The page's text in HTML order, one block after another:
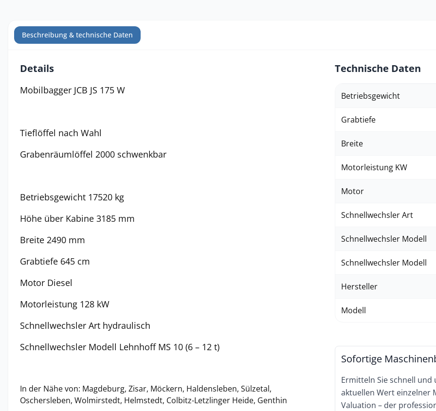
Beschreibung & technische Daten
Details
Mobilbagger JCB JS 175 W
Tieflöffel nach Wahl
Grabenräumlöffel 2000 schwenkbar
Betriebsgewicht 17520 kg
Höhe über Kabine 3185 mm
Breite 2490 mm
Grabtiefe 645 cm
Motor Diesel
Motorleistung 128 kW
Schnellwechsler Art hydraulisch
Schnellwechsler Modell Lehnhoff MS 10 (6 – 12 t)
In der Nähe von: Magdeburg, Zisar, Möckern, Haldensleben, Sülzetal,
Oschersleben, Wolmirstedt, Helmstedt, Colbitz-Letzlinger Heide, Genthin
Technische Daten
Betriebsgewicht
Grabtiefe
Breite
Motorleistung KW
Motor
Schnellwechsler Art
Schnellwechsler Modell
Schnellwechsler Modell
Hersteller
Modell
Sofortige
Ermitteln Sie schnell
aktuellen Wert einzelner
Valuation – der